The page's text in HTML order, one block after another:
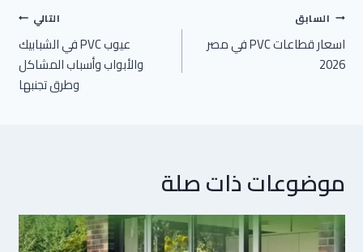
تصفّح
المقالات
السابق
اسعار قطاعات PVC في مصر
2026
التالي
عيوب PVC في الشبابيك
والأبواب وأسباب المشاكل
وطرق تجنبها
موضوعات ذات صلة